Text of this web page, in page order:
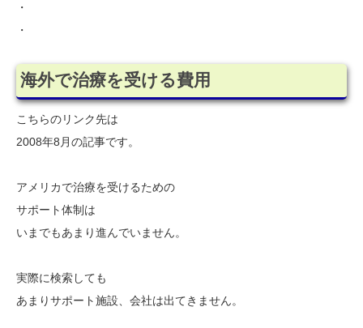
・
・
海外で治療を受ける費用
こちらのリンク先は
2008年8月の記事です。
アメリカで治療を受けるための
サポート体制は
いまでもあまり進んでいません。
実際に検索しても
あまりサポート施設、会社は出てきません。